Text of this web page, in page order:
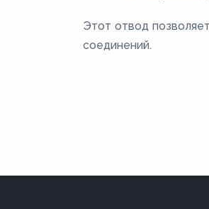
Этот отвод
соединений.